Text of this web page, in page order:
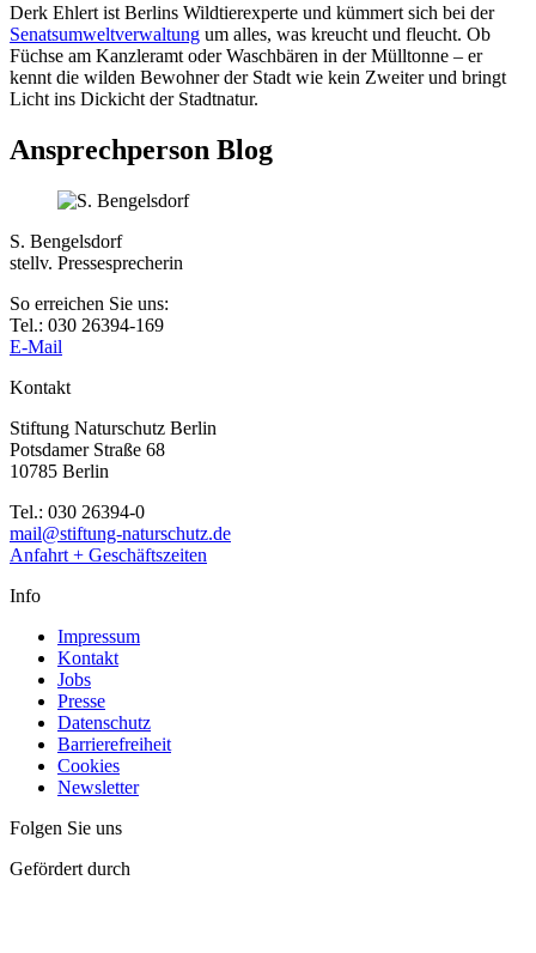
Derk Ehlert ist Berlins Wildtierexperte und kümmert sich bei der
Senatsumweltverwaltung um alles, was kreucht und fleucht. Ob
Füchse am Kanzleramt oder Waschbären in der Mülltonne – er
kennt die wilden Bewohner der Stadt wie kein Zweiter und bringt
Licht ins Dickicht der Stadtnatur.
Ansprechperson Blog
S. Bengelsdorf
stellv. Pressesprecherin
So erreichen Sie uns:
Tel.: 030 26394-169
E-Mail
Kontakt
Stiftung Naturschutz Berlin
Potsdamer Straße 68
10785 Berlin
Tel.: 030 26394-0
mail@stiftung-naturschutz.de
Anfahrt + Geschäftszeiten
Info
Impressum
Kontakt
Jobs
Presse
Datenschutz
Barrierefreiheit
Cookies
Newsletter
Folgen Sie uns
Gefördert durch